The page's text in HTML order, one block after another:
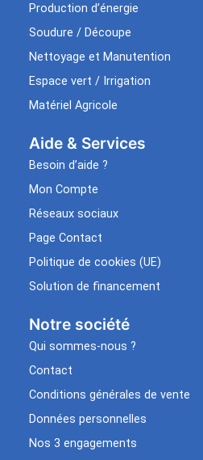
Production d’énergie
Soudure / Découpe
Nettoyage et Manutention
Espace vert / Irrigation
Matériel Agricole
Aide & Services​
Besoin d’aide ?
Mon Compte
Réseaux sociaux
Page Contact
Politique de cookies (UE)
Solution de financement
Notre société
Qui sommes-nous ?
Contact
Conditions générales de vente
Données personnelles
Nos 3 engagements